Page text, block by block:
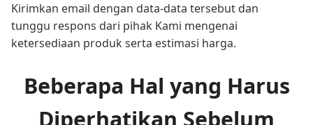
Kirimkan email dengan data-data tersebut dan
tunggu respons dari pihak Kami mengenai
ketersediaan produk serta estimasi harga.
Beberapa Hal yang Harus